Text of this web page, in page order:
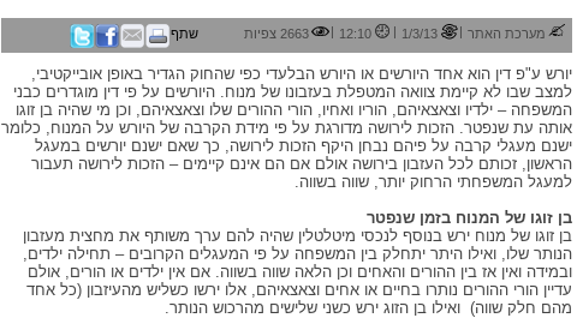
מערכת האתר |
1/3/13
|
12:10
| 2663 צפיות שתף
יורש ע"פ דין הוא אחד היורשים או היורש הבלעדי כפי שהחוק הגדיר באופן אובייקטיבי,
למצב שבו לא קיימת צוואה המטפלת בעזבונו של מנוח. היורשים על פי דין מוגדרים כבני
המשפחה – ילדיו וצאצאיהם, הוריו ואחיו, הורי ההורים שלו וצאצאיהם, וכן מי שהיה בן זוגו
אותה עת שנפטר. הזכות לירושה מדורגת על פי מידת הקרבה של היורש על המנוח, כלומר
ישנם מעגלי קרבה על פיהם נבחן היקף הזכות לירושה, כך שאם ישנם יורשים במעגל
הראשון, זכותם לכל העזבון בירושה אולם אם הם אינם קיימים – הזכות לירושה תעבור
למעגל המשפחתי הרחוק יותר, שווה בשווה.
בן זוגו של המנוח בזמן שנפטר
בן זוגו של מנוח ירש בנוסף לנכסי מיטלטלין שהיה להם ערך משותף את מחצית מעזבון
הנותר שלו, ואילו היתר יתחלק בין המשפחה על פי המעגלים הקרובים – תחילה ילדים,
ובמידה ואין אז בין ההורים והאחים וכן הלאה שווה בשווה. אם אין ילדים או הורים, אולם
עדיין הורי ההורים נותרו בחיים או אחים וצאצאיהם, אלו ירשו כשליש מהעיזבון (כל אחד
מהם חלק שווה) ואילו בן הזוג ירש כשני שלישים מהרכוש הנותר.